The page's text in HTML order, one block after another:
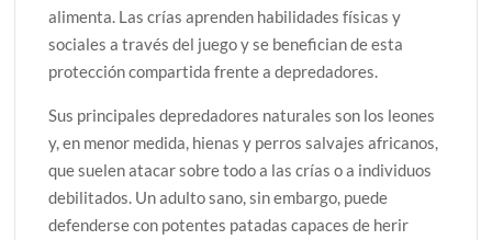
alimenta. Las crías aprenden habilidades físicas y
sociales a través del juego y se benefician de esta
protección compartida frente a depredadores.
Sus principales depredadores naturales son los leones
y, en menor medida, hienas y perros salvajes africanos,
que suelen atacar sobre todo a las crías o a individuos
debilitados. Un adulto sano, sin embargo, puede
defenderse con potentes patadas capaces de herir